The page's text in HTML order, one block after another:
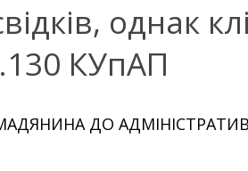
однак
КУпАП
ДО